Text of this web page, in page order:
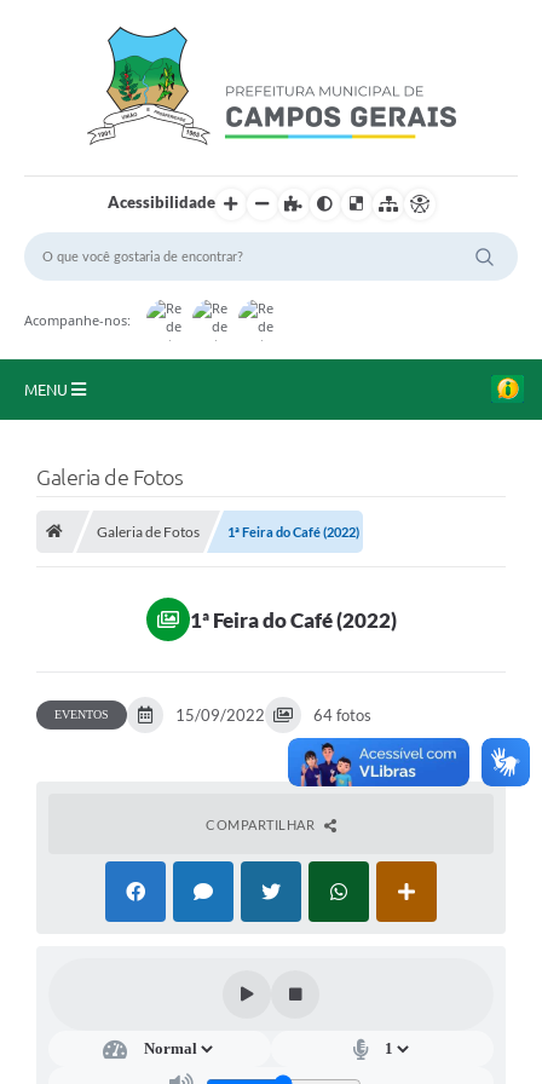
Acessibilidade
Acompanhe-nos:
MENU
O Município
A Prefeitura
Galeria de Fotos
Galeria de Fotos 1ª Feira do Café (2022)
1ª Feira do Café (2022)
EVENTOS 15/09/2022 64 fotos
COMPARTILHAR